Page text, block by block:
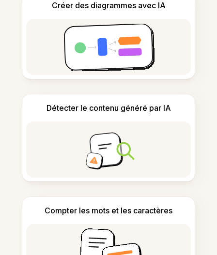
Créer des diagrammes avec IA
Détecter le contenu généré par IA
Compter les mots et les caractères